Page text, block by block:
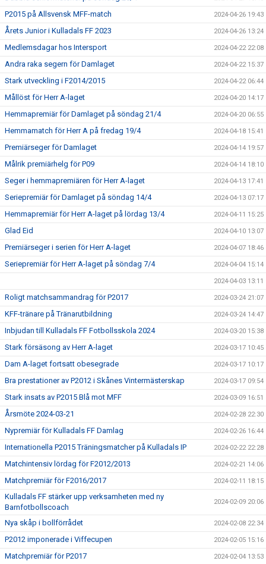
P2015 på Allsvensk MFF-match 2024-04-26 19:43
Årets Junior i Kulladals FF 2023 2024-04-26 13:24
Medlemsdagar hos Intersport 2024-04-22 22:08
Andra raka segern för Damlaget 2024-04-22 15:37
Stark utveckling i F2014/2015 2024-04-22 06:44
Mållöst för Herr A-laget 2024-04-20 14:17
Hemmapremiär för Damlaget på söndag 21/4 2024-04-20 06:55
Hemmamatch för Herr A på fredag 19/4 2024-04-18 15:41
Premiärseger för Damlaget 2024-04-14 19:57
Målrik premiärhelg för P09 2024-04-14 18:10
Seger i hemmapremiären för Herr A-laget 2024-04-13 17:41
Seriepremiär för Damlaget på söndag 14/4 2024-04-13 07:17
Hemmapremiär för Herr A-laget på lördag 13/4 2024-04-11 15:25
Glad Eid 2024-04-10 13:07
Premiärseger i serien för Herr A-laget 2024-04-07 18:46
Seriepremiär för Herr A-laget på söndag 7/4 2024-04-04 15:14
2024-04-03 13:11
Roligt matchsammandrag för P2017 2024-03-24 21:07
KFF-tränare på Tränarutbildning 2024-03-24 14:47
Inbjudan till Kulladals FF Fotbollsskola 2024 2024-03-20 15:38
Stark försäsong av Herr A-laget 2024-03-17 10:45
Dam A-laget fortsatt obesegrade 2024-03-17 10:17
Bra prestationer av P2012 i Skånes Vintermästerskap 2024-03-17 09:54
Stark insats av P2015 Blå mot MFF 2024-03-09 16:51
Årsmöte 2024-03-21 2024-02-28 22:30
Nypremiär för Kulladals FF Damlag 2024-02-26 16:44
Internationella P2015 Träningsmatcher på Kulladals IP 2024-02-22 22:28
Matchintensiv lördag för F2012/2013 2024-02-21 14:06
Matchpremiär för F2016/2017 2024-02-11 18:15
Kulladals FF stärker upp verksamheten med ny
Barnfotbollscoach
2024-02-09 20:06
Nya skåp i bollförrådet 2024-02-08 22:34
P2012 imponerade i Viffecupen 2024-02-05 15:16
Matchpremiär för P2017 2024-02-04 13:53